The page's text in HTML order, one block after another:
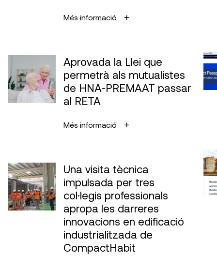
Més informació
Aprovada la Llei que
permetrà als mutualistes
de HNA-PREMAAT passar
al RETA
Més informació
Una visita tècnica
impulsada per tres
col·legis professionals
apropa les darreres
innovacions en edificació
industrialitzada de
CompactHabit